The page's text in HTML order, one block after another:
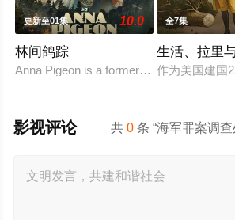
更新至01集 10.0
林间鸽踪
Anna Pigeon is a former city slicker who
全7集
生活、拉里
作为美国建国
共0 条 “海军罪案调
影视评论